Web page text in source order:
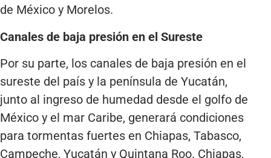
de México y Morelos.
Canales de baja presión en el Sureste
Por su parte, los canales de baja presión en el
sureste del país y la península de Yucatán,
junto al ingreso de humedad desde el golfo de
México y el mar Caribe, generará condiciones
para tormentas fuertes en Chiapas, Tabasco,
Campeche, Yucatán y Quintana Roo. Chiapas,